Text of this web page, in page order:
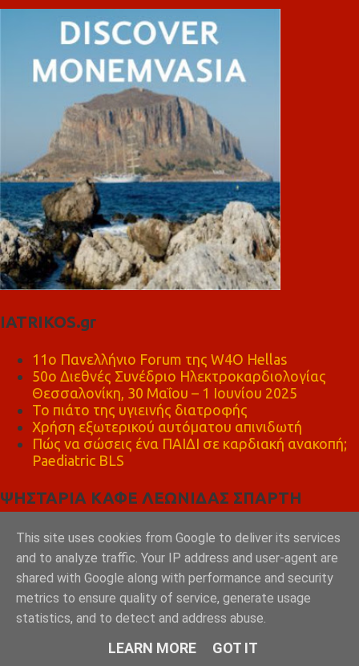
IATRIKOS.gr
11ο Πανελλήνιο Forum της W4O Hellas
50ο Διεθνές Συνέδριο Ηλεκτροκαρδιολογίας
Θεσσαλονίκη, 30 Μαΐου – 1 Ιουνίου 2025
Το πιάτο της υγιεινής διατροφής
Χρήση εξωτερικού αυτόματου απινιδωτή
Πώς να σώσεις ένα ΠΑΙΔΙ σε καρδιακή ανακοπή;
Paediatric BLS
ΨΗΣΤΑΡΙΑ ΚΑΦΕ ΛΕΩΝΙΔΑΣ ΣΠΑΡΤΗ
This site uses cookies from Google to deliver its services
and to analyze traffic. Your IP address and user-agent are
shared with Google along with performance and security
metrics to ensure quality of service, generate usage
statistics, and to detect and address abuse.
LEARN MORE GOT IT